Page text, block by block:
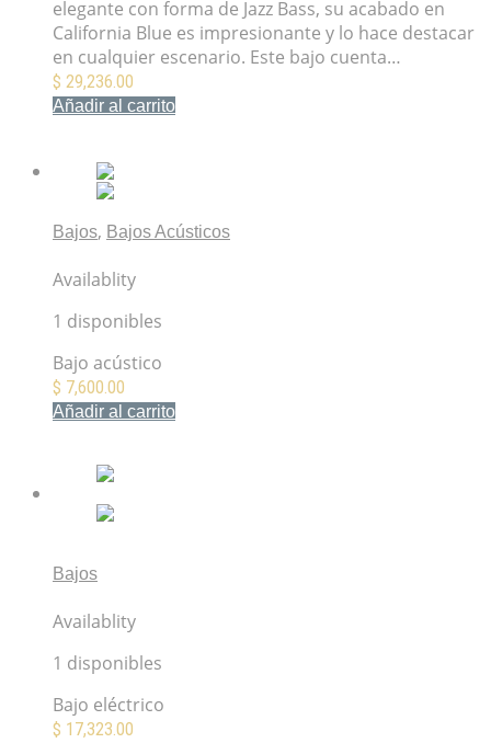
elegante con forma de Jazz Bass, su acabado en
California Blue es impresionante y lo hace destacar
en cualquier escenario. Este bajo cuenta…
$ 29,236.00
Añadir al carrito
Bajos, Bajos Acústicos
Availablity
1 disponibles
Bajo acústico
$ 7,600.00
Añadir al carrito
Bajos
Availablity
1 disponibles
Bajo eléctrico
$ 17,323.00